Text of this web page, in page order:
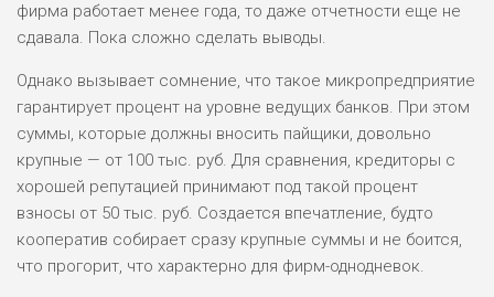
фирма работает менее года, то даже отчетности еще не
сдавала. Пока сложно сделать выводы.
Однако вызывает сомнение, что такое микропредприятие
гарантирует процент на уровне ведущих банков. При этом
суммы, которые должны вносить пайщики, довольно
крупные — от 100 тыс. руб. Для сравнения, кредиторы с
хорошей репутацией принимают под такой процент
взносы от 50 тыс. руб. Создается впечатление, будто
кооператив собирает сразу крупные суммы и не боится,
что прогорит, что характерно для фирм-однодневок.